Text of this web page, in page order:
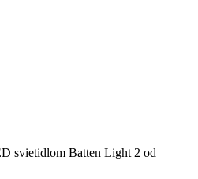
svietidlom Batten Light 2 od